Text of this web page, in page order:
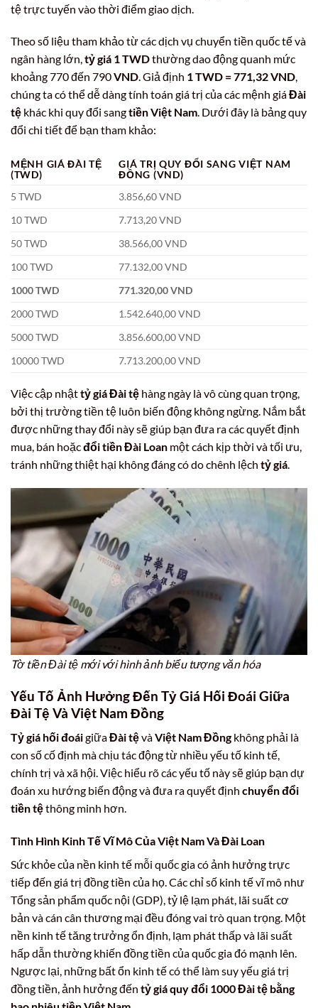
tệ trực tuyến vào thời điểm giao dịch.
Theo số liệu tham khảo từ các dịch vụ chuyển tiền quốc tế và
ngân hàng lớn,tỷ giá 1 TWDthường dao động quanh mức
khoảng 770 đến 790VND. Giả định 1 TWD = 771,32 VND,
chúng ta có thể dễ dàng tính toán giá trị của các mệnh giáĐài
tệ khác khi quy đổi sangtiền Việt Nam. Dưới đây là bảng quy
đổi chi tiết để bạn tham khảo:
MỆNH GIÁ ĐÀI TỆ
(TWD)
GIÁ TRỊ QUY ĐỔI SANG VIỆT NAM
ĐỒNG (VND)
5 TWD
3.856,60 VND
10 TWD
7.713,20 VND
50 TWD
38.566,00 VND
100 TWD
77.132,00 VND
1000 TWD
771.320,00 VND
2000 TWD
1.542.640,00 VND
5000 TWD
3.856.600,00 VND
10000 TWD
7.713.200,00 VND
Việc cập nhậttỷ giá Đài tệ hàng ngày là vô cùng quan trọng,
bởi thị trường tiền tệ luôn biến động không ngừng. Nắm bắt
được những thay đổi này sẽ giúp bạn đưa ra các quyết định
mua, bán hoặcđổi tiền Đài Loan một cách kịp thời và tối ưu,
tránh những thiệt hại không đáng có do chênh lệch tỷ giá.
Tờ tiền Đài tệ mới với hình ảnh biểu tượng văn hóa
Yếu Tố Ảnh Hưởng Đến Tỷ Giá Hối Đoái Giữa
Đài Tệ Và Việt Nam Đồng
Tỷ giá hối đoáigiữaĐài tệvàViệt Nam Đồngkhông phải là
con số cố định mà chịu tác động từ nhiều yếu tố kinh tế,
chính trị và xã hội. Việc hiểu rõ các yếu tố này sẽ giúp bạn dự
đoán xu hướng biến động và đưa ra quyết định chuyển đổi
tiền tệthông minh hơn.
Tình Hình Kinh Tế Vĩ Mô Của Việt Nam Và Đài Loan
Sức khỏe của nền kinh tế mỗi quốc gia có ảnh hưởng trực
tiếp đến giá trị đồng tiền của họ. Các chỉ số kinh tế vĩ mô như
Tổng sản phẩm quốc nội (GDP), tỷ lệ lạm phát, lãi suất cơ
bản và cán cân thương mại đều đóng vai trò quan trọng. Một
nền kinh tế tăng trưởng ổn định, lạm phát thấp và lãi suất
hấp dẫn thường khiến đồng tiền của quốc gia đó mạnh lên.
Ngược lại, những bất ổn kinh tế có thể làm suy yếu giá trị
đồng tiền, ảnh hưởng đến tỷ giá quy đổi 1000 Đài tệ bằng